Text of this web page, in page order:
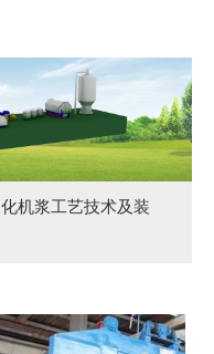
化机浆工艺技术及装